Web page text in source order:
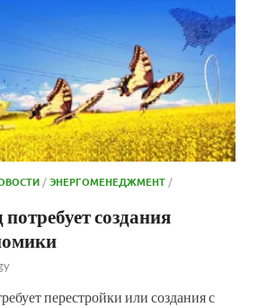
/ЭНЕРГОМЕНЕДЖМЕНТ/
создания
перестройки или создания с